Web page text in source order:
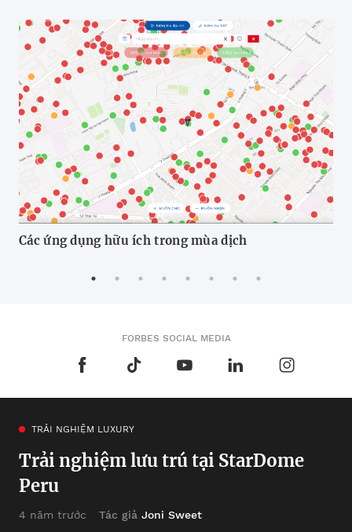
Các ứng dụng hữu ích trong mùa dịch
FORBES SOCIAL MEDIA
TRẢI NGHIỆM LUXURY
Trải nghiệm lưu trú tại StarDome
Peru
4 năm trước Tác giả Joni Sweet